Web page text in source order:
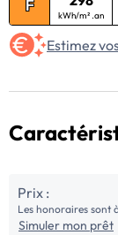
F
kWh/m² .an
Estimez
Prix :
Les honoraires sont
Simuler mon prêt